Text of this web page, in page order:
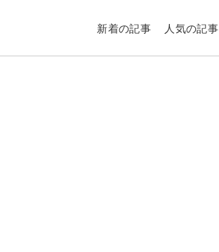
新着の記事 人気の記事